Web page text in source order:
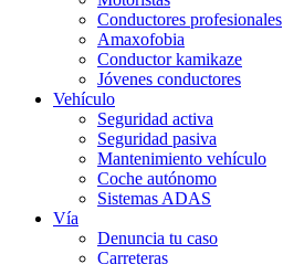
Conductores profesionales
Amaxofobia
Conductor kamikaze
Jóvenes conductores
Vehículo
Seguridad activa
Seguridad pasiva
Mantenimiento vehículo
Coche autónomo
Sistemas ADAS
Vía
Denuncia tu caso
Carreteras